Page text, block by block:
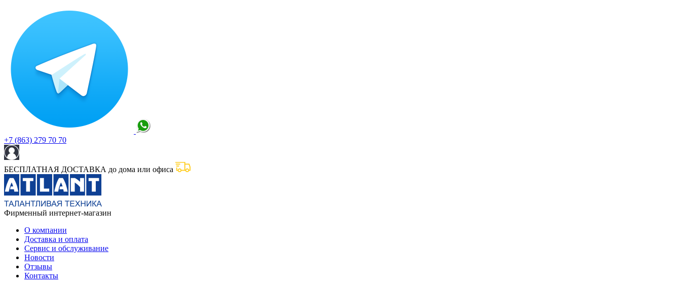
+7 (863) 279 70 70
БЕСПЛАТНАЯ ДОСТАВКА до дома или офиса
Фирменный интернет-магазин
О компании
Доставка и оплата
Сервис и обслуживание
Новости
Отзывы
Контакты